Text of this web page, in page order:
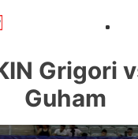
Grigori
Guham